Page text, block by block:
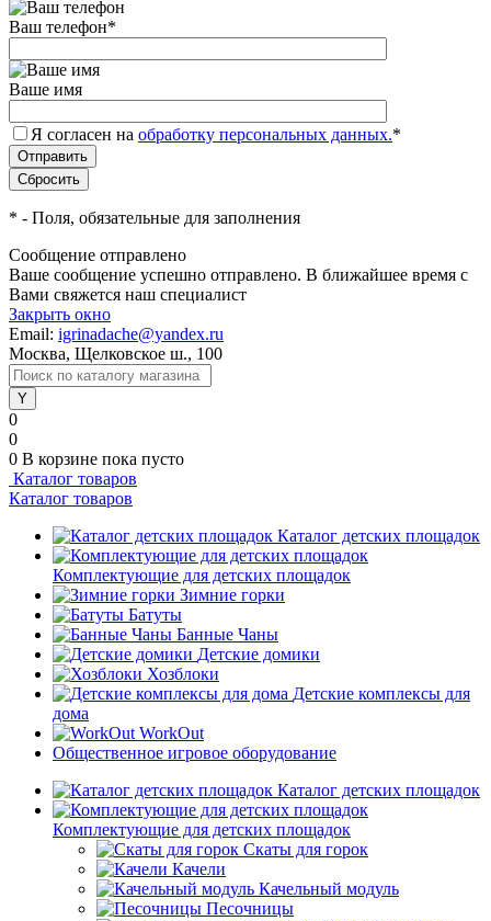
Ваш телефон*
Ваше имя
Я согласен на обработку персональных данных.*
* - Поля, обязательные для заполнения
Сообщение отправлено
Ваше сообщение успешно отправлено. В ближайшее время с
Вами свяжется наш специалист
Закрыть окно
Email: igrinadache@yandex.ru
Москва, Щелковское ш., 100
0
0
0 В корзине пока пусто
Каталог товаров
Каталог товаров
Каталог детских площадок
Комплектующие для детских площадок
Зимние горки
Батуты
Банные Чаны
Детские домики
Хозблоки
Детские комплексы для
дома
WorkOut
Общественное игровое оборудование
Каталог детских площадок
Комплектующие для детских площадок
Скаты для горок
Качели
Качельный модуль
Песочницы